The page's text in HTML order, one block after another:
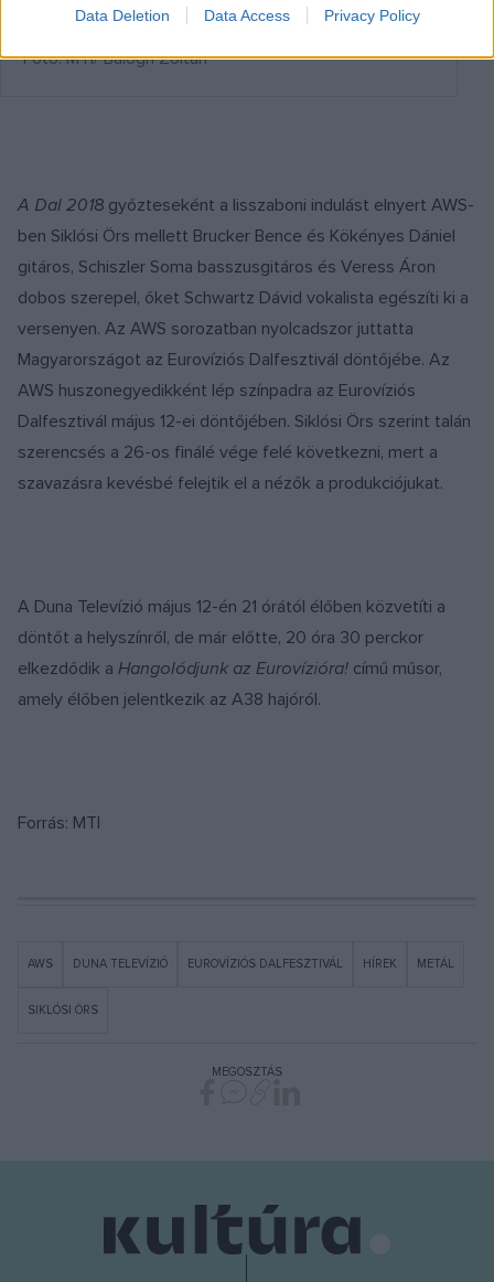
Data Deletion Data Access Privacy Policy
Fotó: MTI/ Balogh Zoltán
A Dal 2018 győzteseként a lisszaboni indulást elnyert AWS-
ben Siklósi Örs mellett Brucker Bence és Kökényes Dániel
gitáros, Schiszler Soma basszusgitáros és Veress Áron
dobos szerepel, őket Schwartz Dávid vokalista egészíti ki a
versenyen. Az AWS sorozatban nyolcadszor juttatta
Magyarországot az Eurovíziós Dalfesztivál döntőjébe. Az
AWS huszonegyedikként lép színpadra az Eurovíziós
Dalfesztivál május 12-ei döntőjében. Siklósi Örs szerint talán
szerencsés a 26-os finálé vége felé következni, mert a
szavazásra kevésbé felejtik el a nézők a produkciójukat.
A Duna Televízió május 12-én 21 órától élőben közvetíti a
döntőt a helyszínről, de már előtte, 20 óra 30 perckor
elkezdődik a Hangolódjunk az Eurovízióra! című műsor,
amely élőben jelentkezik az A38 hajóról.
Forrás: MTI
AWS DUNA TELEVÍZIÓ EUROVÍZIÓS DALFESZTIVÁL HÍREK METÁL
SIKLÓSI ÖRS
MEGOSZTÁS